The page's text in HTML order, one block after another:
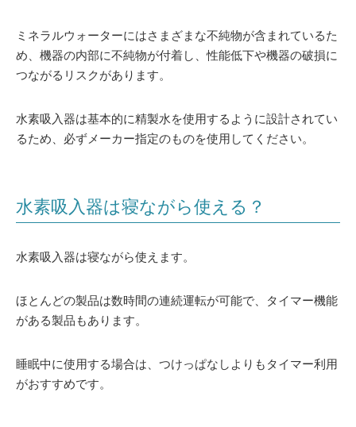
ミネラルウォーターにはさまざまな不純物が含まれているた
め、機器の内部に不純物が付着し、性能低下や機器の破損に
つながるリスクがあります。
水素吸入器は基本的に精製水を使用するように設計されてい
るため、必ずメーカー指定のものを使用してください。
水素吸入器は寝ながら使える？
水素吸入器は寝ながら使えます。
ほとんどの製品は数時間の連続運転が可能で、タイマー機能
がある製品もあります。
睡眠中に使用する場合は、つけっぱなしよりもタイマー利用
がおすすめです。